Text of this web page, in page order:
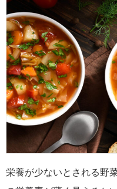
栄養が少ないとされる野